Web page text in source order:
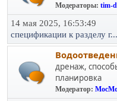
Модераторы: tim-
14 мая 2025, 16:53:49
спецификации к разделу г...
дренаж,
планировка
Модератор: